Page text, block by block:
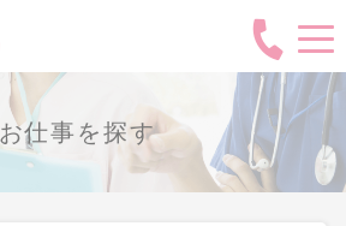
お仕事を探す